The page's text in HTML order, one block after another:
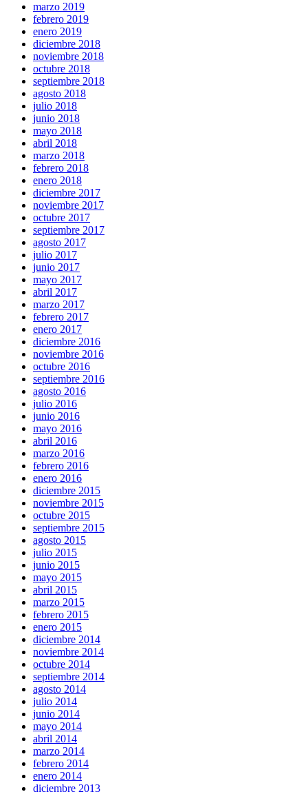
marzo 2019
febrero 2019
enero 2019
diciembre 2018
noviembre 2018
octubre 2018
septiembre 2018
agosto 2018
julio 2018
junio 2018
mayo 2018
abril 2018
marzo 2018
febrero 2018
enero 2018
diciembre 2017
noviembre 2017
octubre 2017
septiembre 2017
agosto 2017
julio 2017
junio 2017
mayo 2017
abril 2017
marzo 2017
febrero 2017
enero 2017
diciembre 2016
noviembre 2016
octubre 2016
septiembre 2016
agosto 2016
julio 2016
junio 2016
mayo 2016
abril 2016
marzo 2016
febrero 2016
enero 2016
diciembre 2015
noviembre 2015
octubre 2015
septiembre 2015
agosto 2015
julio 2015
junio 2015
mayo 2015
abril 2015
marzo 2015
febrero 2015
enero 2015
diciembre 2014
noviembre 2014
octubre 2014
septiembre 2014
agosto 2014
julio 2014
junio 2014
mayo 2014
abril 2014
marzo 2014
febrero 2014
enero 2014
diciembre 2013